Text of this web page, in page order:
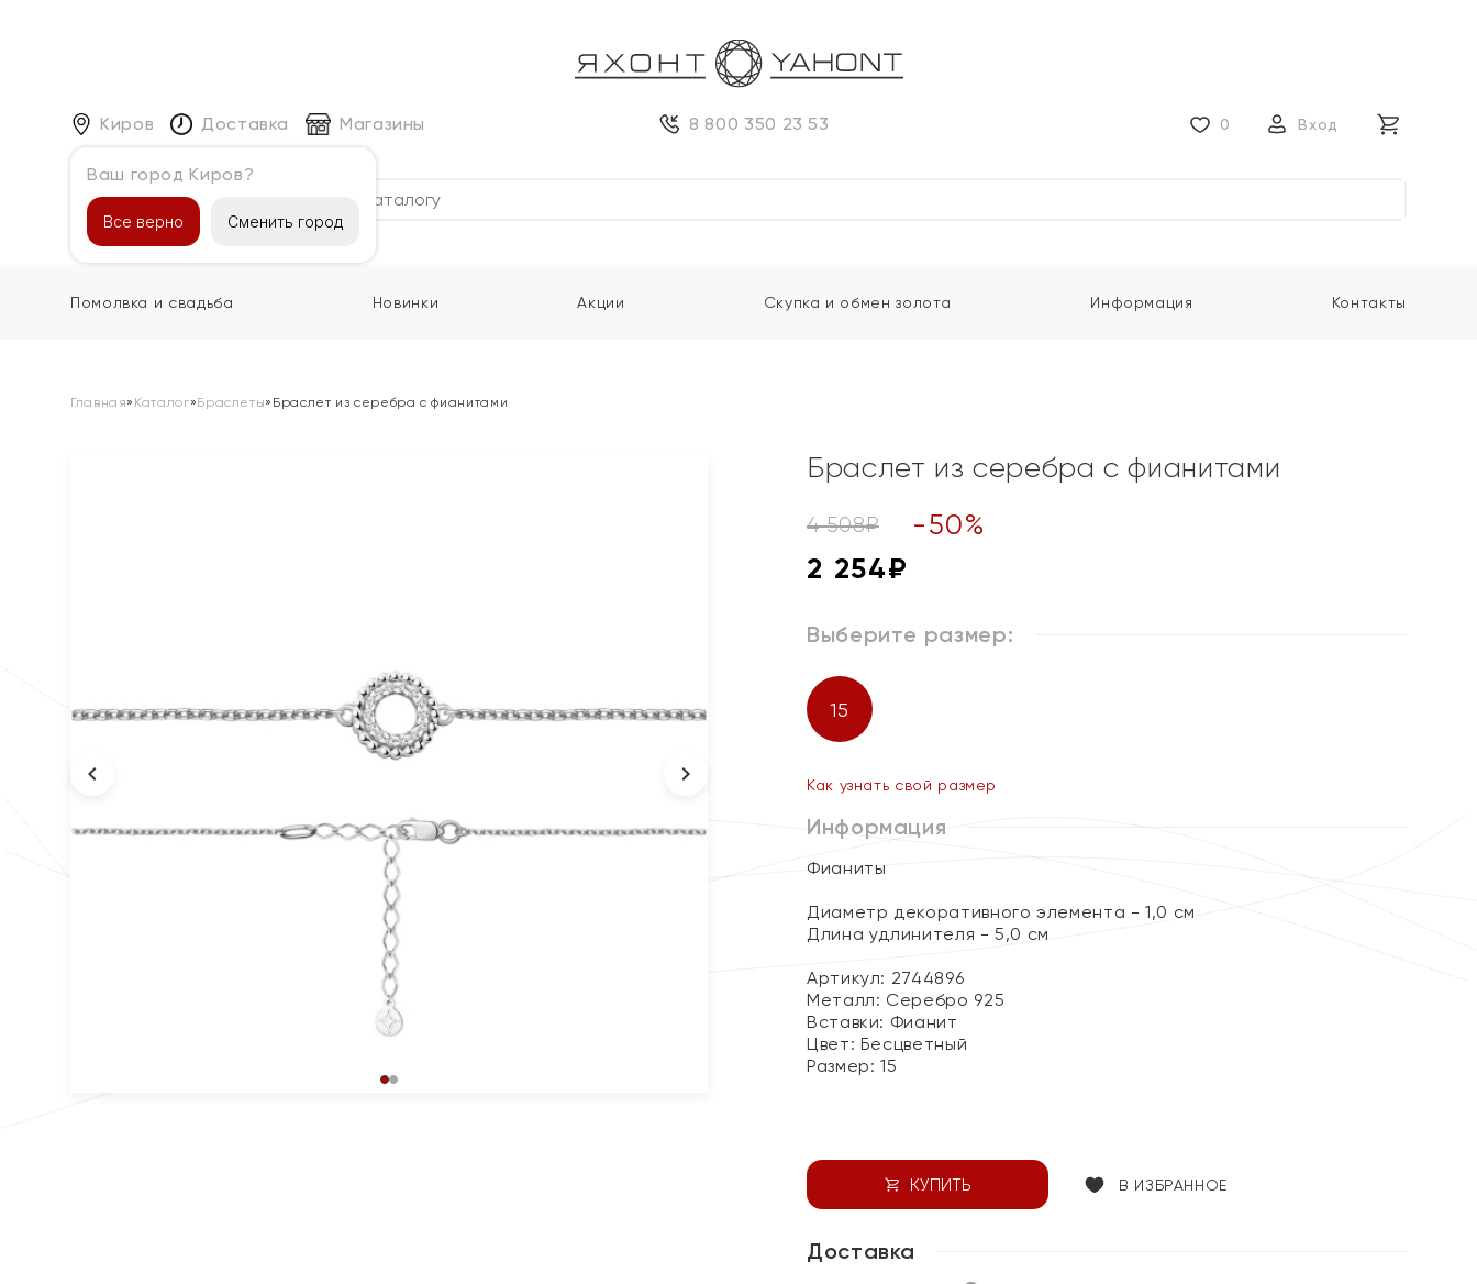
Киров
Ваш город Киров?
Все верно Сменить город
Доставка Магазины 8 800 350 23 53 0 Вход
Каталог
Помолвка и свадьба Новинки Акции Скупка и обмен золота Информация Контакты
Главная» Каталог»Браслеты» Браслет из серебра с фианитами
Браслет из серебра с фианитами
4 508₽ -50%
2 254₽
Выберите размер:
15
Как узнать свой размер
Информация
Фианиты
Диаметр декоративного элемента - 1,0 см
Длина удлинителя - 5,0 см
Артикул: 2744896
Металл: Серебро 925
Вставки: Фианит
Цвет: Бесцветный
Размер:15
КУПИТЬ В ИЗБРАННОЕ
Доставка